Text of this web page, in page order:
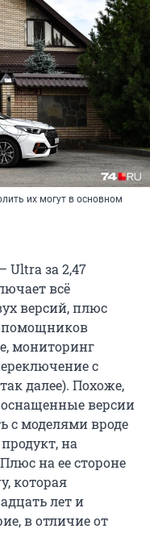
их могут в основном
Ultra за 2,47
всё
версий, плюс
помощников
мониторинг
с
далее). Похоже,
оснащенные версии
с моделями вроде
на
на ее стороне
которая
лет и
в отличие от